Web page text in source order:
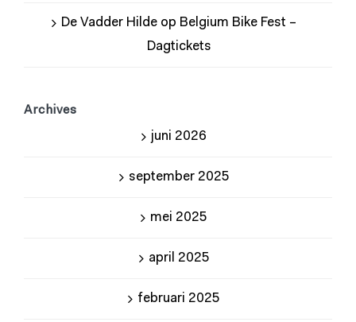
De Vadder Hilde op Belgium Bike Fest –
Dagtickets
Archives
juni 2026
september 2025
mei 2025
april 2025
februari 2025